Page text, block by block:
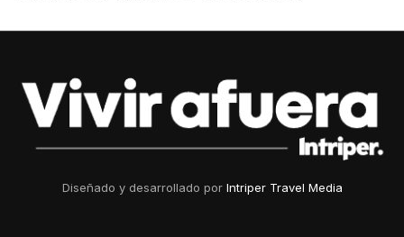
Diseñado y desarrollado por Intriper Travel Media